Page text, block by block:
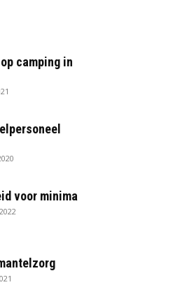
camping in
voor minima